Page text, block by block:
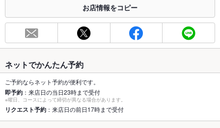
お席
65席(飲み会のお店をお探しの幹事様！料金、料理なんでもご相
談下さい)
最大宴会収
容人数
50人(オフ会幹事様！貸切宴会承りますよ！昼・深夜帯ご相談く
ださい！)
個室
あり ：記念日や誕生日に仲間内での飲み会にもぴったりの個室
ご用意ございます。主役にはサプライズプレートも♪
お店情報をコピー
ネットでかんたん予約
ご予約ならネット予約が便利です。
即予約 ：来店日の当日23時まで受付
※曜日、コースによって締切が異なる場合があります。
リクエスト予約 ：来店日の前日17時まで受付